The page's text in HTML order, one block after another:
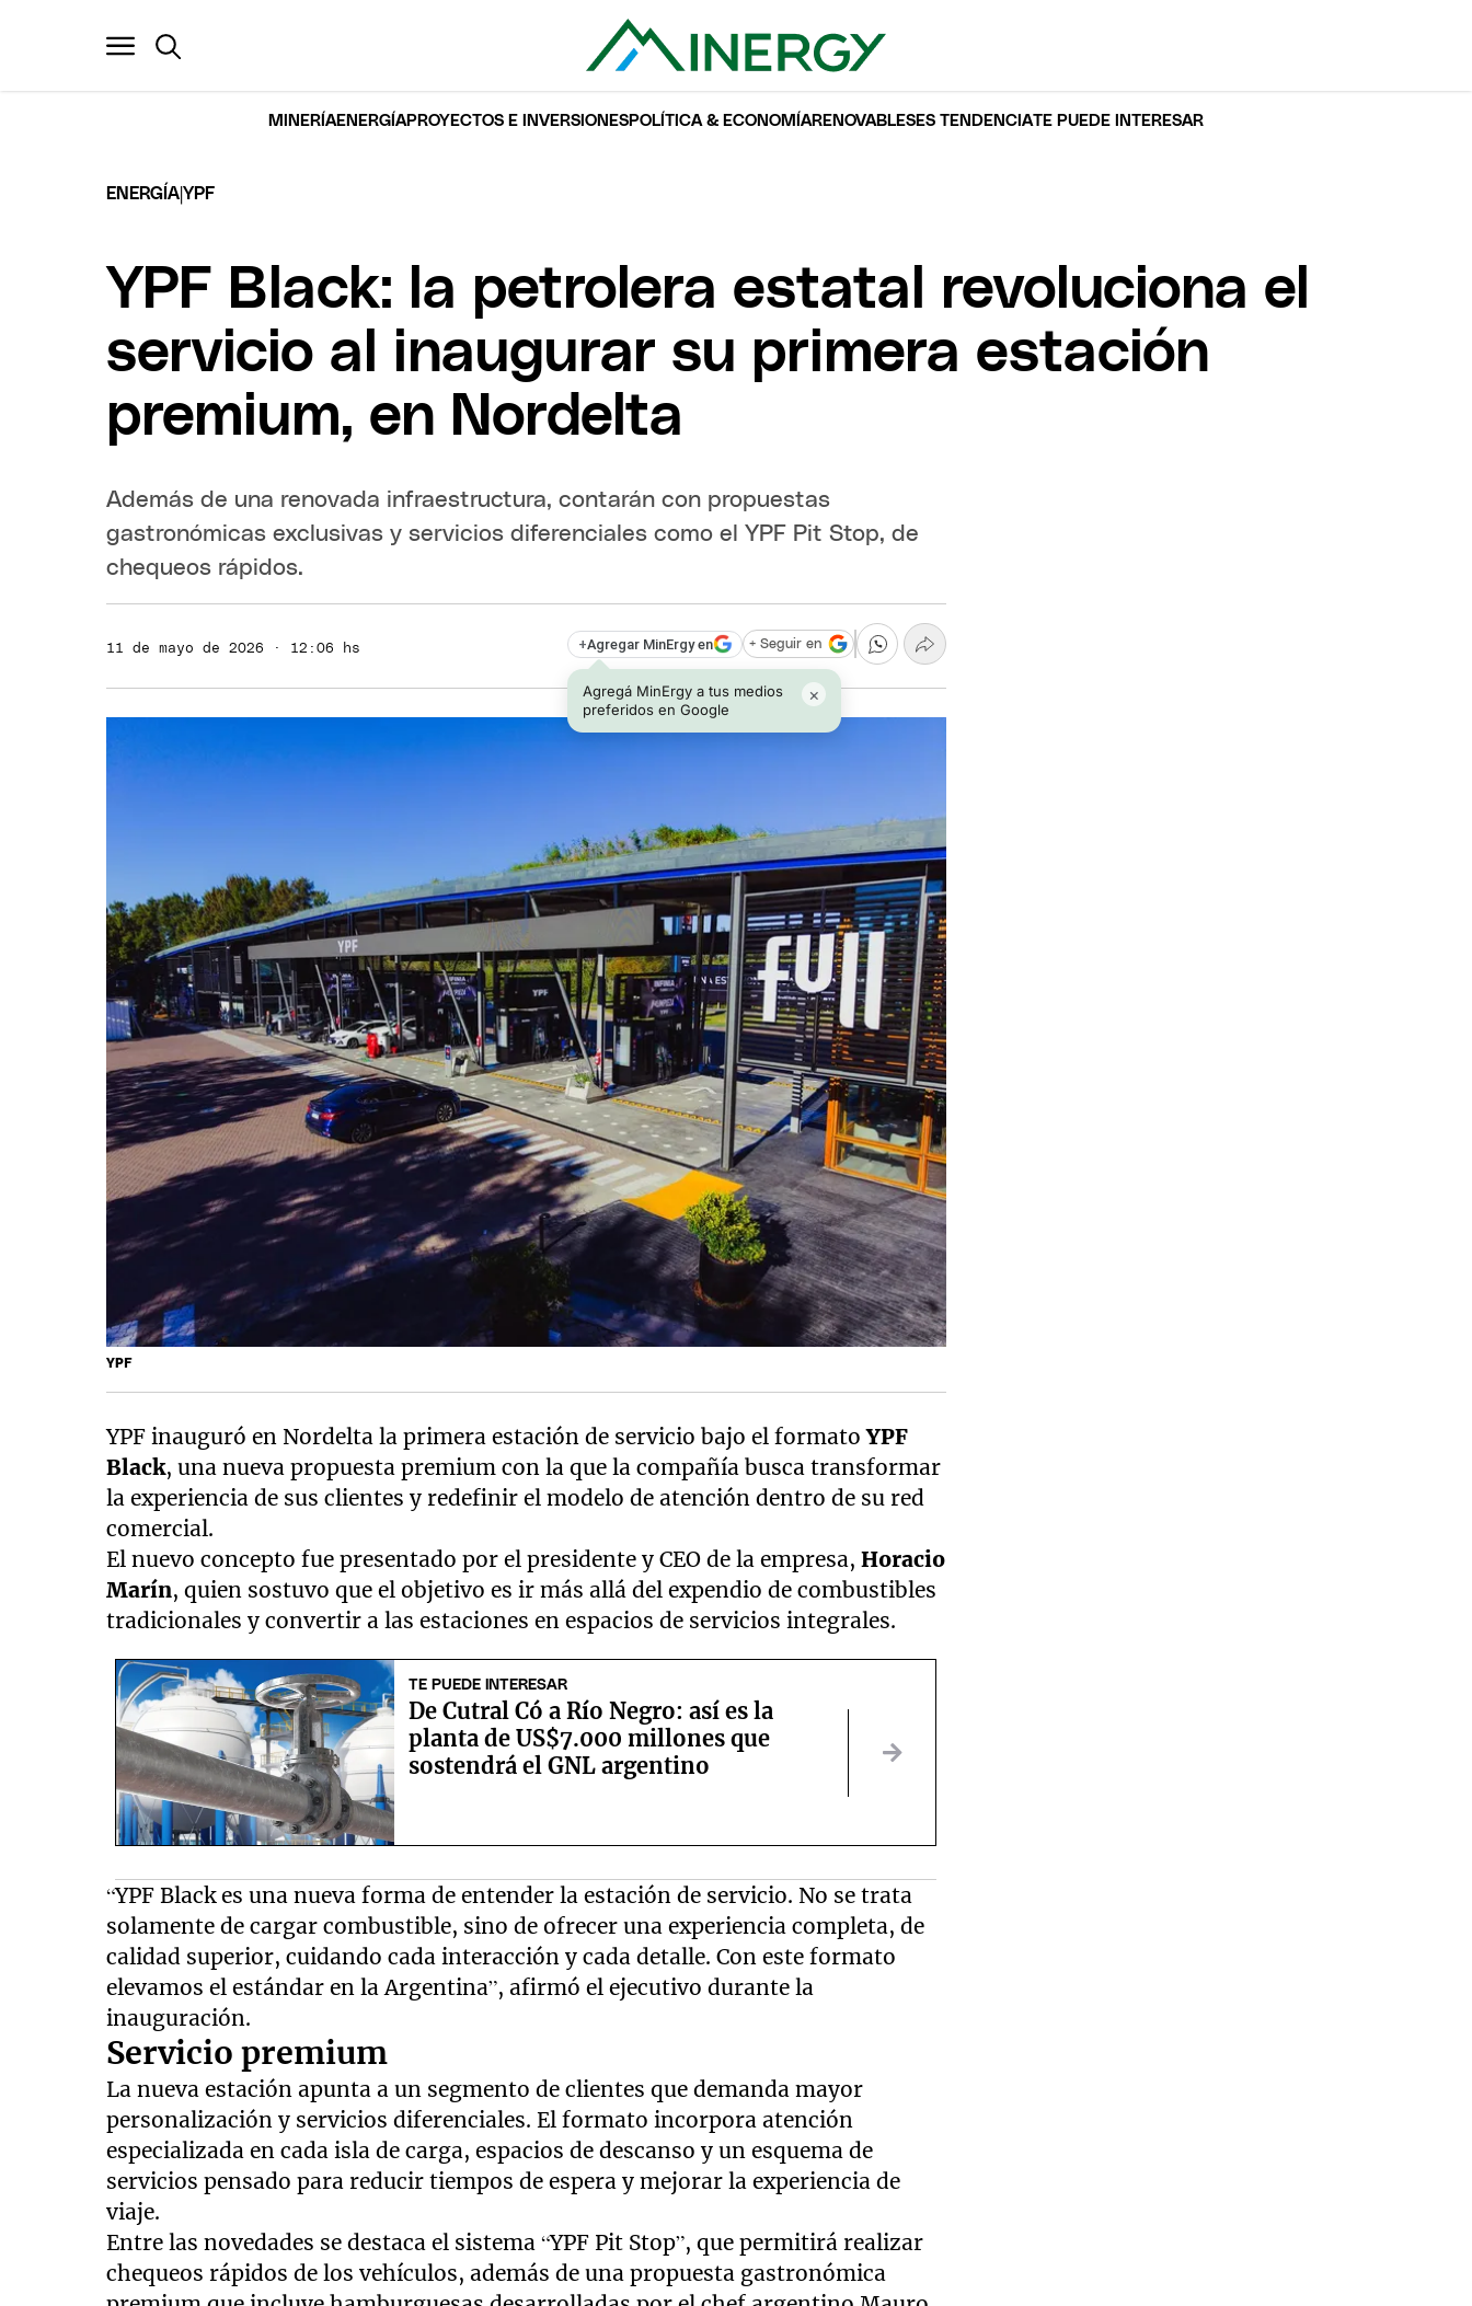
MINERÍAENERGÍAPROYECTOS E INVERSIONESPOLÍTICA & ECONOMÍARENOVABLESES TENDENCIATE PUEDE INTERESAR
ENERGÍA YPF
YPF Black: la petrolera estatal revoluciona el
servicio al inaugurar su primera estación
premium, en Nordelta
Además de una renovada infraestructura, contarán con propuestas
gastronómicas exclusivas y servicios diferenciales como el YPF Pit Stop, de
chequeos rápidos.
11 de mayo de 2026 · 12:06 hs +Agregar MinErgy en
Agregá MinErgy a tus medios
preferidos en Google
×
+ Seguir en
YPF
YPF inauguró en Nordelta la primera estación de servicio bajo el formatoYPF
Black, una nueva propuesta premium con la que la compañía busca transformar
la experiencia de sus clientes y redefinir el modelo de atención dentro de su red
comercial.
El nuevo concepto fue presentado por el presidente y CEO de la empresa,Horacio
Marín, quien sostuvo que el objetivo es ir más allá del expendio de combustibles
tradicionales y convertir a las estaciones en espacios de servicios integrales.
TE PUEDE INTERESAR
De Cutral Có a Río Negro: así es la
planta de US$7.000 millones que
sostendrá el GNL argentino
“YPF Black es una nueva forma de entender la estación de servicio. No se trata
solamente de cargar combustible, sino de ofrecer una experiencia completa, de
calidad superior, cuidando cada interacción y cada detalle. Con este formato
elevamos el estándar en la Argentina”, afirmó el ejecutivo durante la
inauguración.
Servicio premium
La nueva estación apunta a un segmento de clientes que demanda mayor
personalización y servicios diferenciales. El formato incorpora atención
especializada en cada isla de carga, espacios de descanso y un esquema de
servicios pensado para reducir tiempos de espera y mejorar la experiencia de
viaje.
Entre las novedades se destaca el sistema “YPF Pit Stop”, que permitirá realizar
chequeos rápidos de los vehículos, además de una propuesta gastronómica